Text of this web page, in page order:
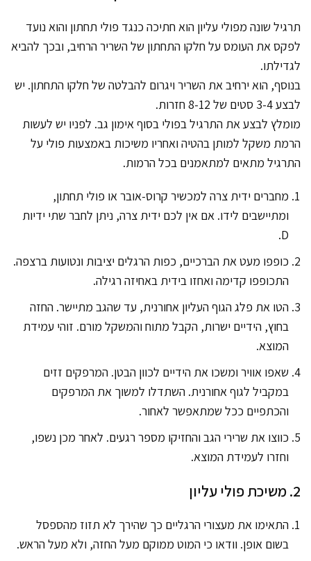
תרגיל שונה מפולי עליון הוא חתיכה כנגד פולי תחתון והוא נועד
לפקס את העומס על חלקו התחתון של השריר הרחיב, ובכך להביא
לגדילתו.
בנוסף, הוא ירחיב את השריר ויגרום להבלטה של חלקו התחתון. יש
לבצע 3-4 סטים של 8-12 חזרות.
מומלץ לבצע את התרגיל בפולי בסוף אימון גב. לפניו יש לעשות
הרמת משקל למותן בהטיה ואחריו משיכות באמצעות פולי על
התרגיל מתאים למתאמנים בכל הרמות.
מחברים ידית צרה למכשיר קרוס-אובר או פולי תחתון,
ומתיישבים לידו. אם אין לכם ידית צרה, ניתן לחבר שתי ידיות
D.
כופפו מעט את הברכיים, כפות הרגלים יציבות ונטועות ברצפה.
התכופפו קדימה ואחזו בידית באחיזה רגילה.
הטו את פלג הגוף העליון אחורנית, עד שהגב מתיישר. החזה
בחוץ, הידיים ישרות, הקבל מתוח והמשקל מורם. זוהי עמידת
המוצא.
שאפו אוויר ומשכו את הידיים לכוון הבטן. המרפקים זזים
במקביל לגוף אחורנית. השתדלו למשוך את המרפקים
והכתפיים ככל שמתאפשר לאחור.
כווצו את שרירי הגב והחזיקו מספר רגעים. לאחר מכן נשפו,
וחזרו לעמידת המוצא.
2. משיכת פולי עליון
התאימו את מעצורי הרגליים כך שהירך לא תזוז מהספסל
בשום אופן. וודאו כי המוט ממוקם מעל החזה, ולא מעל הראש.